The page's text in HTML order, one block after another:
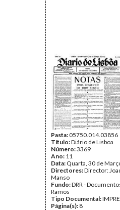
Pasta:05750.014.03856
Título:Diário de Lisboa
Número:3369
Ano: 11
Data: Quarta, 30 de
Directores:Director:
Manso
Fundo:DRR -
Ramos
Tipo Documental:
Página(s): 8